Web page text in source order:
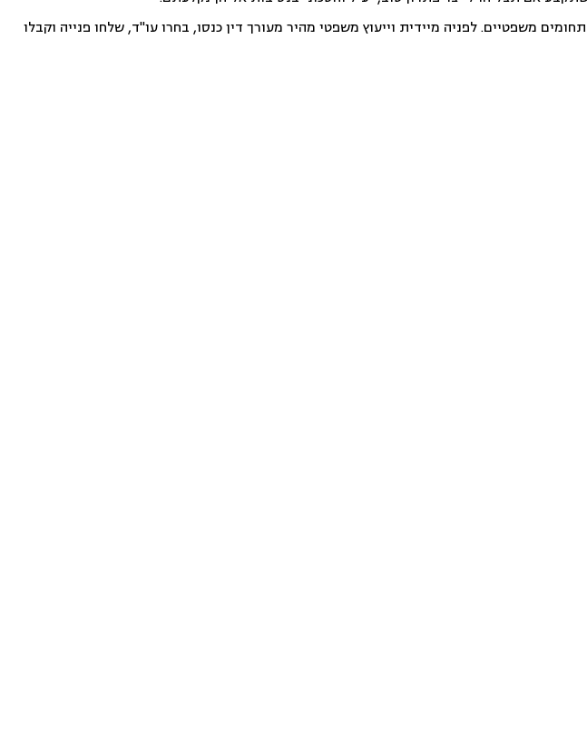
משפטיים. לפניה מיידית וייעוץ משפטי מהיר מעורך דין כנסו, בחרו עו"ד, שלחו פנייה וקבלו